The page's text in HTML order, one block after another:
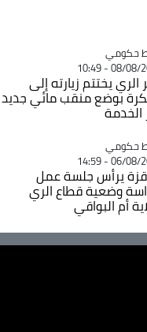
حكومي
08/08/2026
الري يختتم زيارته إلى
بوضع منقب مائي جديد
الخدمة
حكومي
06/08/2026
يرأس جلسة عمل
وضعية قطاع الري
أم البواقي